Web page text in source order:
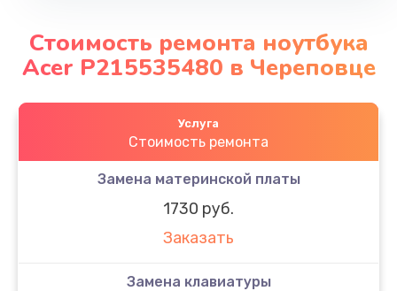
Стоимость ремонта ноутбука
Acer P215535480 в Череповце
Услуга
Стоимость ремонта
Замена материнской платы
1730 руб.
Заказать
Замена клавиатуры